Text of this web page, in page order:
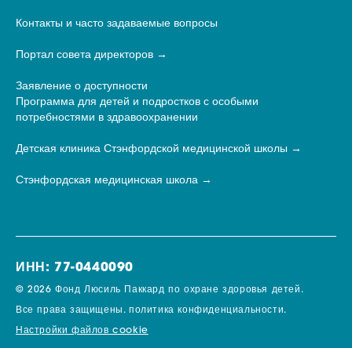
Контакты и часто задаваемые вопросы
Портал совета директоров
Заявление о доступности
Программа для детей и подростков с особыми
потребностями в здравоохранении
Детская клиника Стэнфордской медицинской школы
Стэнфордская медицинская школа
ИНН: 77-0440090
© 2026 Фонд Люсиль Паккард по охране здоровья детей.
Все права защищены. политика конфиденциальности.
Настройки файлов cookie